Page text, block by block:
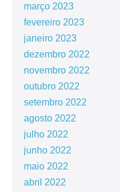
março 2023
fevereiro 2023
janeiro 2023
dezembro 2022
novembro 2022
outubro 2022
setembro 2022
agosto 2022
julho 2022
junho 2022
maio 2022
abril 2022